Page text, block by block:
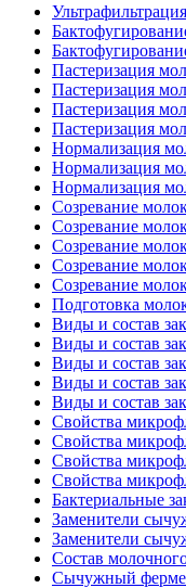
Пастеризация
Пастеризация
Пастеризация
Пастеризация
Нормализация
Нормализация
Нормализация
Созревание
Созревание
Созревание
Созревание
Созревание
Подготовка
Виды и состав
Виды и состав
Виды и состав
Виды и состав
Виды и состав
Свойства
Свойства
Свойства
Свойства
Бактериальные
Заменители
Заменители
Состав
Сычужный